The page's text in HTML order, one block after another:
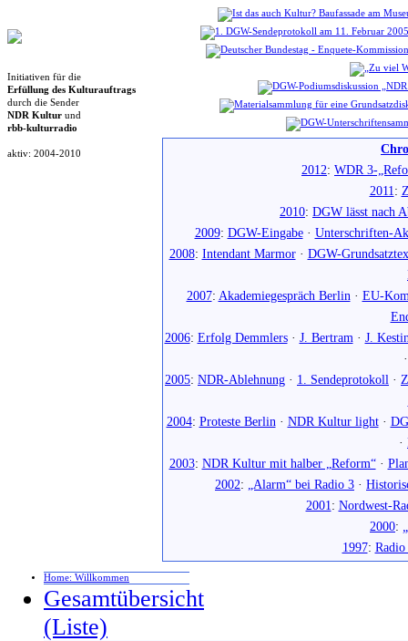
Initiativen für die
Erfüllung des Kulturauftrags
durch die Sender
NDR Kultur und
rbb-kulturradio
aktiv: 2004-2010
2012: WDR 3-
2011:
2010: DGW lässt nach
2009: DGW-Eingabe· Unterschriften-
2008: Intendant Marmor· DGW-
2007: Akademiegespräch Berlin · EU-
2006: Erfolg Demmlers· J. Bertram · J.
2005: NDR-Ablehnung · 1. Sendeprotokoll ·
2004: Proteste Berlin · NDR Kultur light·
·
2003: NDR Kultur mit halber „Reform“·
2002: „Alarm“ bei Radio 3 ·
2001: Nordwest-
2000:
1997:
Home: Willkommen
Gesamtübersicht
(Liste)